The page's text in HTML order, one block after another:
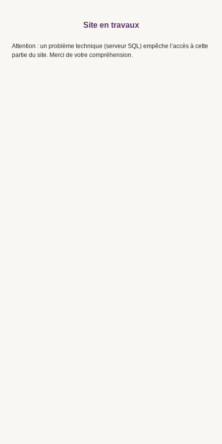
Site en travaux
Attention : un problème technique (serveur SQL) empêche l’accès à cette
partie du site. Merci de votre compréhension.